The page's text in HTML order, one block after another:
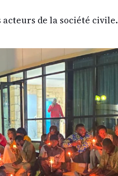
de la société civile.